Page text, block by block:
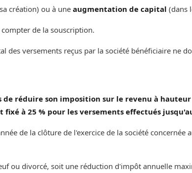
création) ou à une augmentation de capital (dans
compter de la souscription.
des versements reçus par la société bénéficiaire ne
de réduire son imposition sur le revenu à
à 25 % pour les versements effectués
de la clôture de l'exercice de la société
ou divorcé, soit une réduction d'impôt annuelle